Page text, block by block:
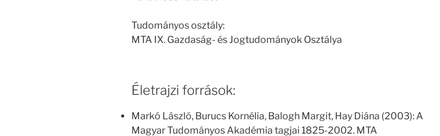
Tudományos osztály:
MTA IX. Gazdaság- és Jogtudományok Osztálya
Életrajzi források:
Markó László, Burucs Kornélia, Balogh Margit, Hay Diána (2003): A
Magyar Tudományos Akadémia tagjai 1825-2002. MTA